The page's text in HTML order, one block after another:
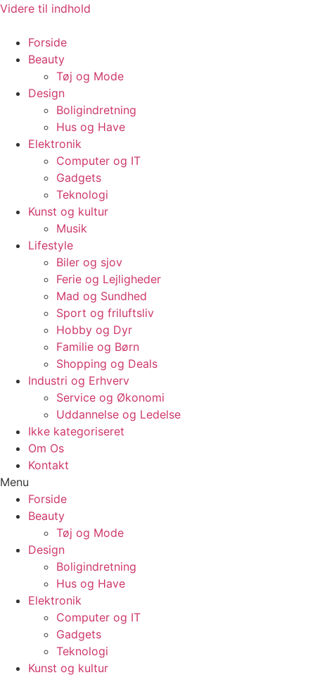
Videre til indhold
Forside
Beauty
Tøj og Mode
Design
Boligindretning
Hus og Have
Elektronik
Computer og IT
Gadgets
Teknologi
Kunst og kultur
Musik
Lifestyle
Biler og sjov
Ferie og Lejligheder
Mad og Sundhed
Sport og friluftsliv
Hobby og Dyr
Familie og Børn
Shopping og Deals
Industri og Erhverv
Service og Økonomi
Uddannelse og Ledelse
Ikke kategoriseret
Om Os
Kontakt
Menu
Forside
Beauty
Tøj og Mode
Design
Boligindretning
Hus og Have
Elektronik
Computer og IT
Gadgets
Teknologi
Kunst og kultur